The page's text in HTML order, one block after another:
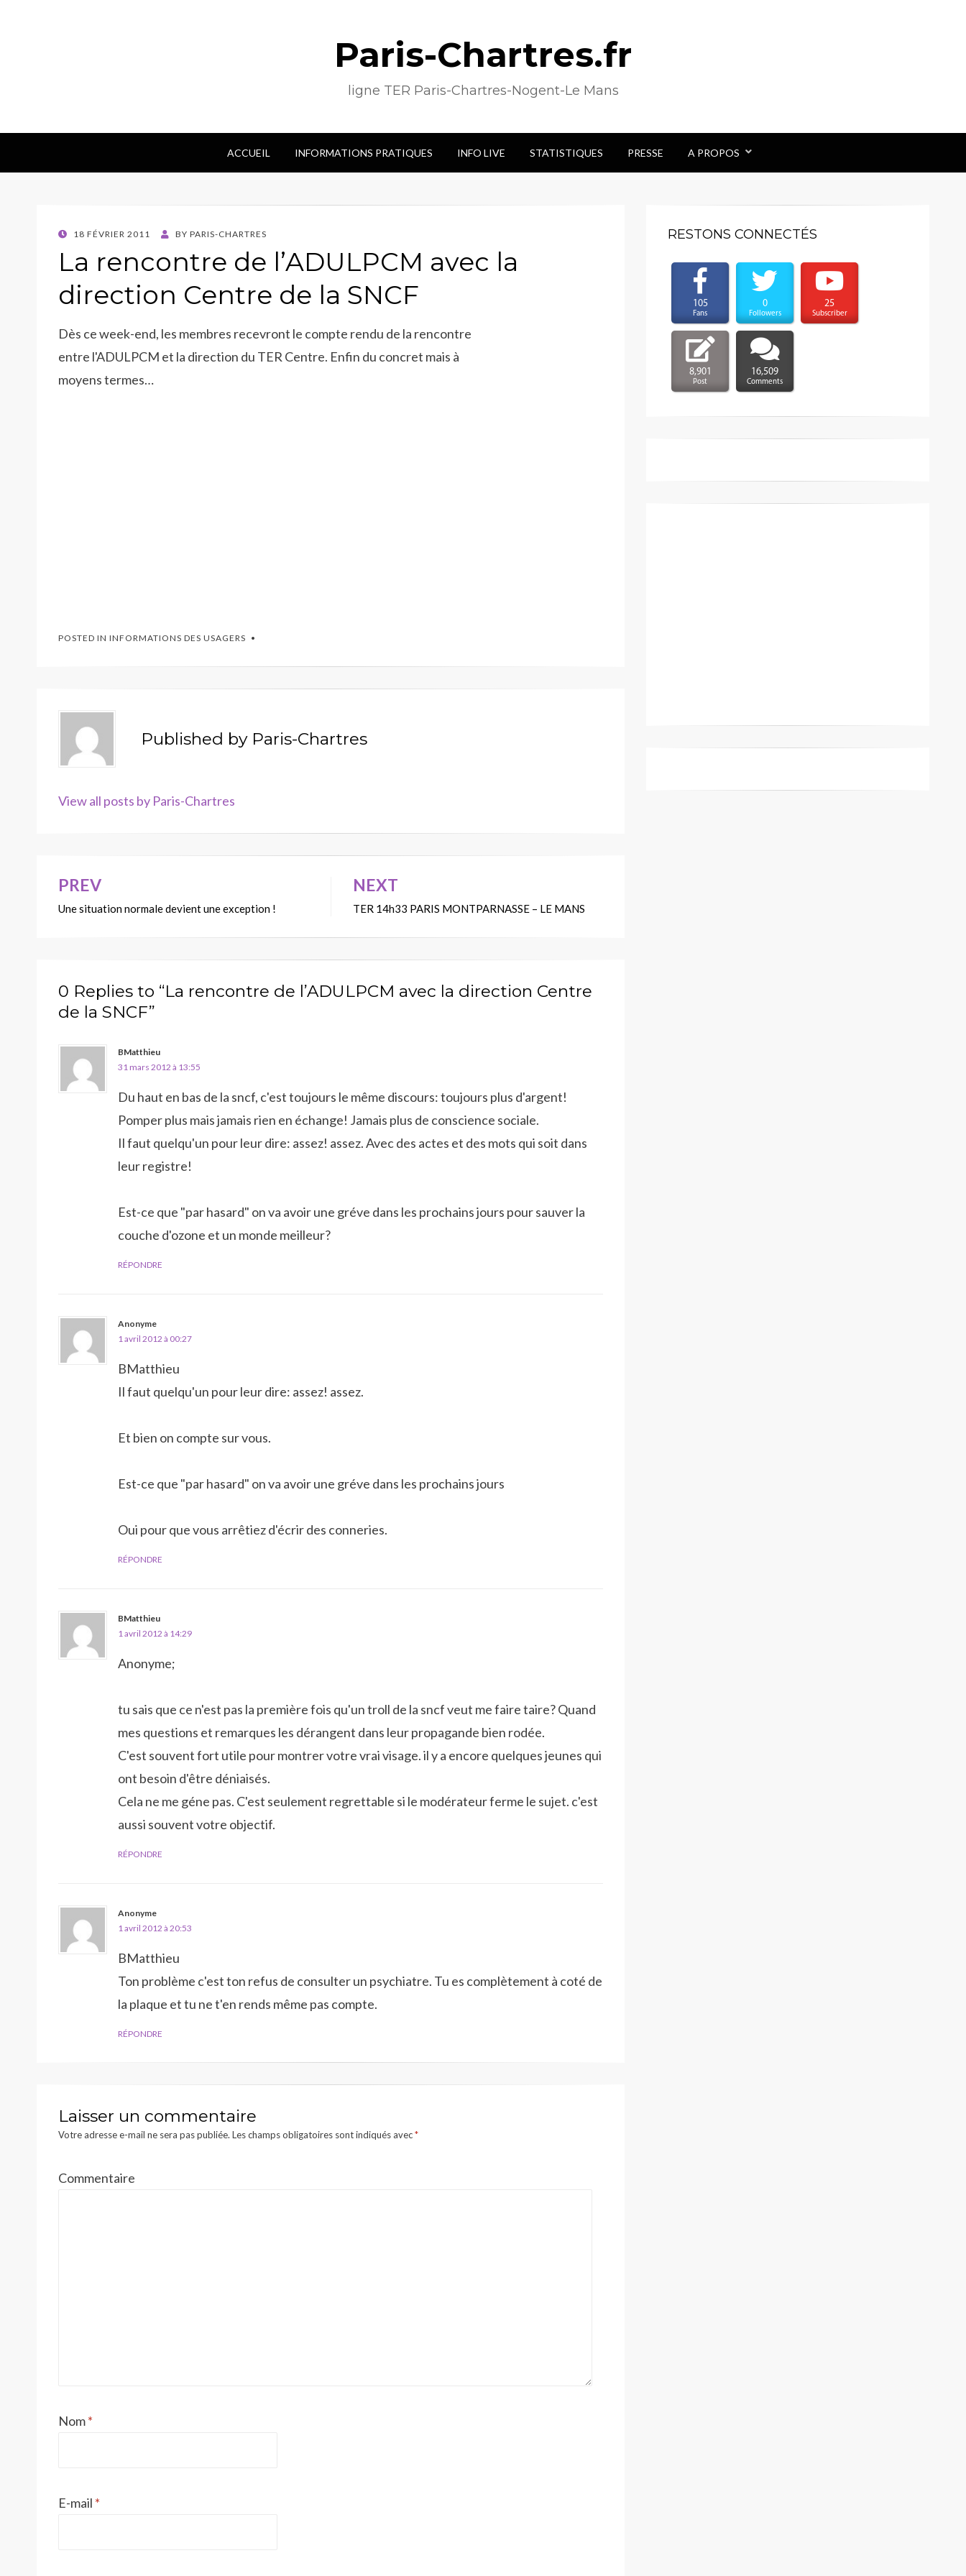
Paris-Chartres.fr
ligne TER Paris-Chartres-Nogent-Le Mans
ACCUEIL INFORMATIONS PRATIQUES INFO LIVE STATISTIQUES PRESSE A PROPOS
POSTED
18 FÉVRIER 2011 BY PARIS-CHARTRES
La rencontre de l’ADULPCM avec la
direction Centre de la SNCF
Dès ce week-end, les membres recevront le compte rendu de la rencontre
entre l'ADULPCM et la direction du TER Centre. Enfin du concret mais à
moyens termes…
POSTED IN INFORMATIONS DES USAGERS
Published by Paris-Chartres
View all posts by Paris-Chartres
Navigation
de
PREV
Une situation normale devient une exception !
NEXT
TER 14h33 PARIS MONTPARNASSE – LE MANS
0 Replies to “La rencontre de l’ADULPCM avec la direction Centre
de la SNCF”
BMatthieu
31 mars 2012 à 13:55
Du haut en bas de la sncf, c'est toujours le même discours: toujours plus d'argent!
Pomper plus mais jamais rien en échange! Jamais plus de conscience sociale.
Il faut quelqu'un pour leur dire: assez! assez. Avec des actes et des mots qui soit dans
leur registre!
Est-ce que "par hasard" on va avoir une gréve dans les prochains jours pour sauver la
couche d'ozone et un monde meilleur?
RÉPONDRE
Anonyme
1 avril 2012 à 00:27
BMatthieu
Il faut quelqu'un pour leur dire: assez! assez.
Et bien on compte sur vous.
Est-ce que "par hasard" on va avoir une gréve dans les prochains jours
Oui pour que vous arrêtiez d'écrir des conneries.
RÉPONDRE
BMatthieu
1 avril 2012 à 14:29
Anonyme;
tu sais que ce n'est pas la première fois qu'un troll de la sncf veut me faire taire? Quand
mes questions et remarques les dérangent dans leur propagande bien rodée.
C'est souvent fort utile pour montrer votre vrai visage. il y a encore quelques jeunes qui
ont besoin d'être déniaisés.
Cela ne me géne pas. C'est seulement regrettable si le modérateur ferme le sujet. c'est
aussi souvent votre objectif.
RÉPONDRE
Anonyme
1 avril 2012 à 20:53
BMatthieu
Ton problème c'est ton refus de consulter un psychiatre. Tu es complètement à coté de
la plaque et tu ne t'en rends même pas compte.
RÉPONDRE
Laisser un commentaire
Votre adresse e-mail ne sera pas publiée. Les champs obligatoires sont indiqués avec*
Commentaire
Nom*
E-mail *
RESTONS CONNECTÉS
105
Fans
0
Followers
25
Subscriber
8,901
Post
16,509
Comments